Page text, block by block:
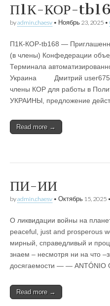
П1К-КОР-
byadmin.chaesv • Ноябрь 23, 2025 •
П1К-КОР-tb168 —
(в члены) Конфедерации
Терминала
Украина Дмитрий
члены КОР для работы в
УКРАИНЫ, предложение
Read more →
ПИ-ИИ
byadmin.chaesv • Октябрь 15, 2025 •
О ликвидации войны на
peaceful, just and prosperous
мирный, справедливый и
знаем – несмотря ни на что
досягаемости — — ANTÓNIO
Read more →